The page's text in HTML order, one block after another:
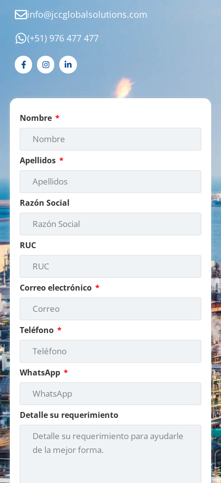
info@jccglobalsolutions.com
(+51) 976 477 477
Nombre
Apellidos
Razón Social
RUC
Correo electrónico
Teléfono
WhatsApp
Detalle su requerimiento